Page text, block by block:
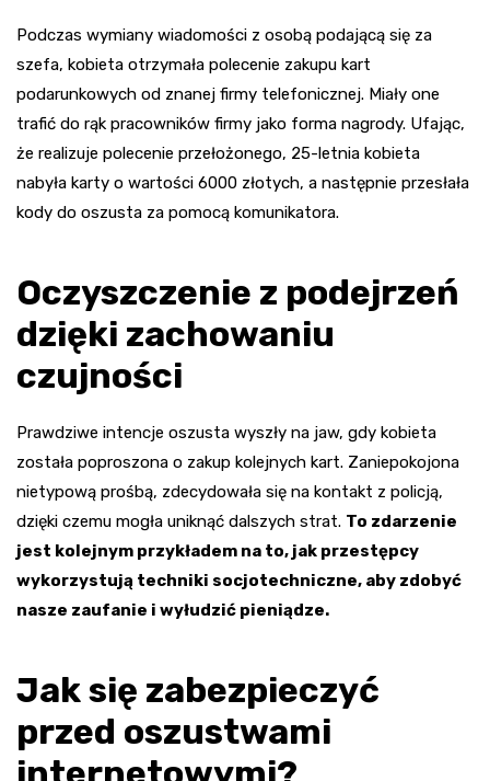
Podczas wymiany wiadomości z osobą podającą się za
szefa, kobieta otrzymała polecenie zakupu kart
podarunkowych od znanej firmy telefonicznej. Miały one
trafić do rąk pracowników firmy jako forma nagrody. Ufając,
że realizuje polecenie przełożonego, 25-letnia kobieta
nabyła karty o wartości 6000 złotych, a następnie przesłała
kody do oszusta za pomocą komunikatora.
Oczyszczenie z podejrzeń
dzięki zachowaniu
czujności
Prawdziwe intencje oszusta wyszły na jaw, gdy kobieta
została poproszona o zakup kolejnych kart. Zaniepokojona
nietypową prośbą, zdecydowała się na kontakt z policją,
dzięki czemu mogła uniknąć dalszych strat. To zdarzenie
jest kolejnym przykładem na to, jak przestępcy
wykorzystują techniki socjotechniczne, aby zdobyć
nasze zaufanie i wyłudzić pieniądze.
Jak się zabezpieczyć
przed oszustwami